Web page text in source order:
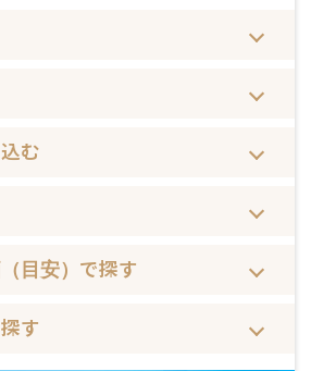
む
目安）で探す
す